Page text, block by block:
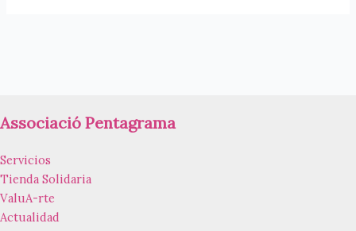
Associació Pentagrama
Servicios
Tienda Solidaria
ValuA-rte
Actualidad